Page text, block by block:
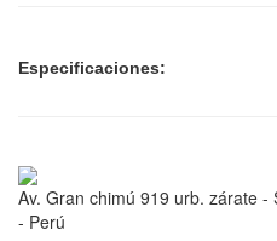
Especificaciones:
Av. Gran chimú 919 urb. zárate
- Perú